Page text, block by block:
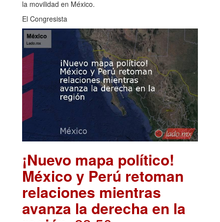
la movilidad en México.
El Congresista
¡Nuevo mapa político!
México y Perú retoman
relaciones mientras
avanza la derecha en la